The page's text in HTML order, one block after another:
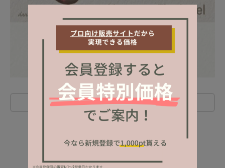
レビューを書く